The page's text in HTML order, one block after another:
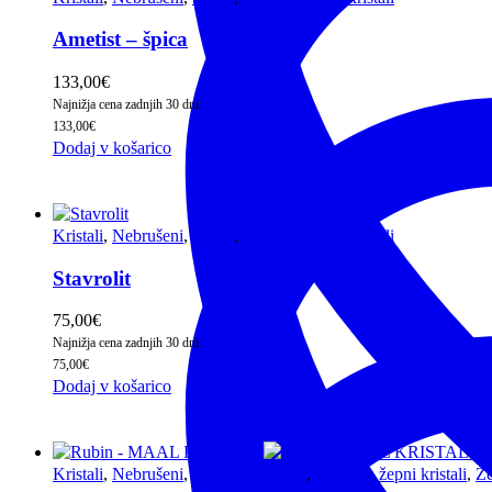
Ametist – špica
133,00€
Najnižja cena zadnjih 30 dni:
133,00€
Dodaj v košarico
Kristali, Nebrušeni, , Ročni in žepni kristali
Stavrolit
75,00€
Najnižja cena zadnjih 30 dni:
75,00€
Dodaj v košarico
Kristali, Nebrušeni, , Ročni in žepni kristali,